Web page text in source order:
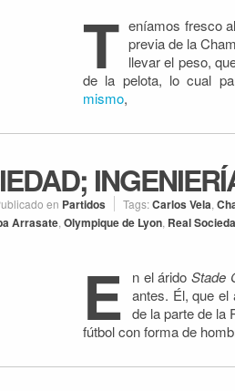
T eníamos fresco
previa de la
llevar el peso,
de la pelota, lo cual
mismo,
en Partidos Tags:Carlos Vela,
Arrasate, Olympique de Lyon, Real
E n el áridoStade
antes. Él, que el
de la parte de la
fútbol con forma de